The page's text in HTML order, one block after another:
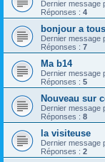
Dernier message
Réponses : 4
bonjour a tous
Dernier message
Réponses : 7
Ma b14
Dernier message
Réponses : 5
Nouveau sur
Dernier message
Réponses : 8
la visiteuse
Dernier message
Réponses : 2